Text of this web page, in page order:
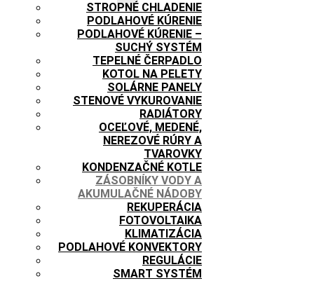
STROPNÉ CHLADENIE
PODLAHOVÉ KÚRENIE
PODLAHOVÉ KÚRENIE –
SUCHÝ SYSTÉM
TEPELNÉ ČERPADLO
KOTOL NA PELETY
SOLÁRNE PANELY
STENOVÉ VYKUROVANIE
RADIÁTORY
OCEĽOVÉ, MEDENÉ,
NEREZOVÉ RÚRY A
TVAROVKY
KONDENZAČNÉ KOTLE
ZÁSOBNÍKY VODY A
AKUMULAČNÉ NÁDOBY
REKUPERÁCIA
FOTOVOLTAIKA
KLIMATIZÁCIA
PODLAHOVÉ KONVEKTORY
REGULÁCIE
SMART SYSTÉM